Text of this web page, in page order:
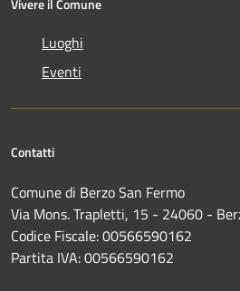
Vivere il Comune
Luoghi
Eventi
Contatti
Comune di Berzo San Fermo
Via Mons. Trapletti, 15 - 24060 -
Codice Fiscale: 00566590162
Partita IVA: 00566590162